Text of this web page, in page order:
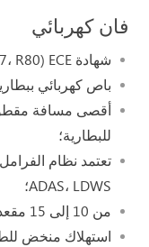
فان كهربائي
شهادة ECE (R66، R107، R80 وR100)؛
باص كهربائي
للبطارية؛
ADAS، LDWS؛
من 10 إلى 15 مقعد؛